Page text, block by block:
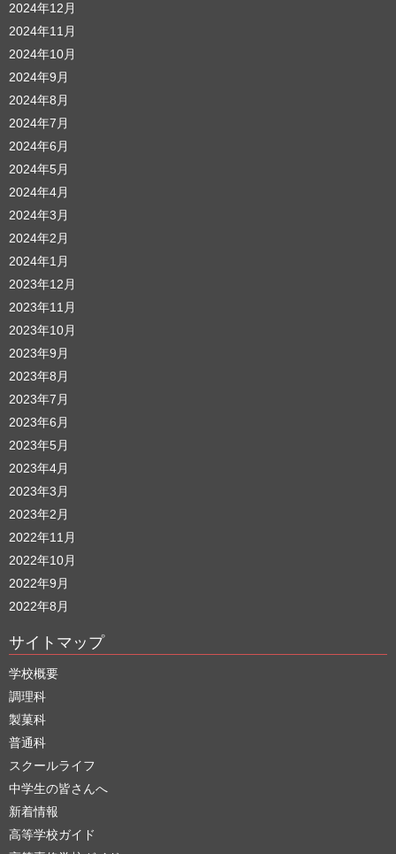
2024年12月
2024年11月
2024年10月
2024年9月
2024年8月
2024年7月
2024年6月
2024年5月
2024年4月
2024年3月
2024年2月
2024年1月
2023年12月
2023年11月
2023年10月
2023年9月
2023年8月
2023年7月
2023年6月
2023年5月
2023年4月
2023年3月
2023年2月
2022年11月
2022年10月
2022年9月
2022年8月
サイトマップ
学校概要
調理科
製菓科
普通科
スクールライフ
中学生の皆さんへ
新着情報
高等学校ガイド